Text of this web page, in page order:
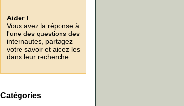
Aider !
Vous avez la réponse à
l'une des questions des
internautes, partagez
votre savoir et aidez les
dans leur recherche.
Catégories